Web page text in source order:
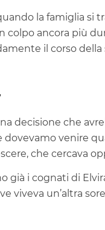
la famiglia si
ancora più
il corso della
decisione che
venire
che cercava
già i cognati di
viveva un’altra